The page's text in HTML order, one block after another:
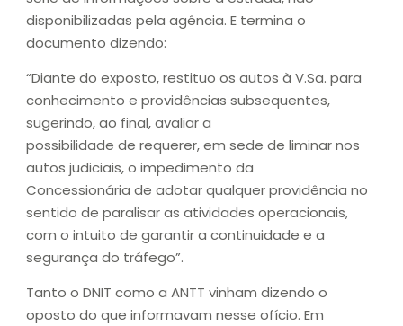
disponibilizadas pela agência. E termina o
documento dizendo:
“Diante do exposto, restituo os autos à V.Sa. para
conhecimento e providências subsequentes,
sugerindo, ao final, avaliar a
possibilidade de requerer, em sede de liminar nos
autos judiciais, o impedimento da
Concessionária de adotar qualquer providência no
sentido de paralisar as atividades operacionais,
com o intuito de garantir a continuidade e a
segurança do tráfego”.
Tanto o DNIT como a ANTT vinham dizendo o
oposto do que informavam nesse ofício. Em